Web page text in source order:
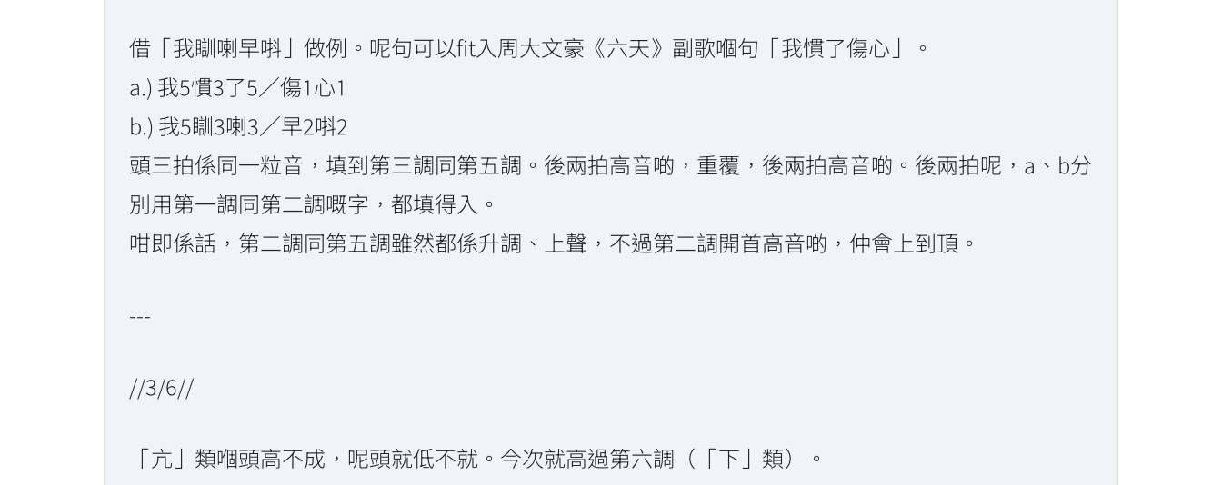
借「我瞓喇早唞」做例。呢句可以fit入周大文豪《六天》副歌嗰句「我慣了傷心」。
a.) 我5慣3了5／傷1心1
b.) 我5瞓3喇3／早2唞2
頭三拍係同一粒音，填到第三調同第五調。後兩拍高音啲，重覆，後兩拍高音啲。後兩拍呢，a、b分
別用第一調同第二調嘅字，都填得入。
咁即係話，第二調同第五調雖然都係升調、上聲，不過第二調開首高音啲，仲會上到頂。
---
//3/6//
「亢」類嗰頭高不成，呢頭就低不就。今次就高過第六調（「下」類）。